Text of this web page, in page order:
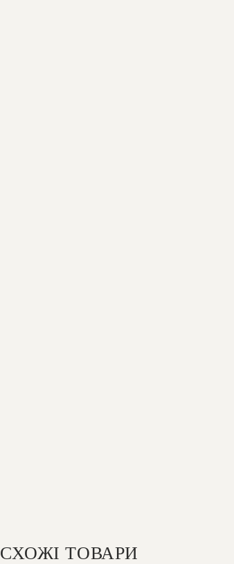
СХОЖІ ТОВАРИ